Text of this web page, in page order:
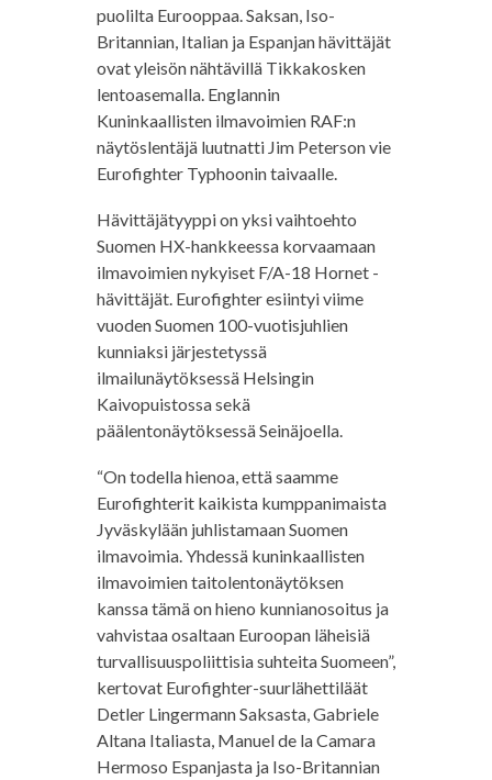
puolilta Eurooppaa. Saksan, Iso-
Britannian, Italian ja Espanjan hävittäjät
ovat yleisön nähtävillä Tikkakosken
lentoasemalla. Englannin
Kuninkaallisten ilmavoimien RAF:n
näytöslentäjä luutnatti Jim Peterson vie
Eurofighter Typhoonin taivaalle.
Hävittäjätyyppi on yksi vaihtoehto
Suomen HX-hankkeessa korvaamaan
ilmavoimien nykyiset F/A-18 Hornet -
hävittäjät. Eurofighter esiintyi viime
vuoden Suomen 100-vuotisjuhlien
kunniaksi järjestetyssä
ilmailunäytöksessä Helsingin
Kaivopuistossa sekä
päälentonäytöksessä Seinäjoella.
“On todella hienoa, että saamme
Eurofighterit kaikista kumppanimaista
Jyväskylään juhlistamaan Suomen
ilmavoimia. Yhdessä kuninkaallisten
ilmavoimien taitolentonäytöksen
kanssa tämä on hieno kunnianosoitus ja
vahvistaa osaltaan Euroopan läheisiä
turvallisuuspoliittisia suhteita Suomeen”,
kertovat Eurofighter-suurlähettiläät
Detler Lingermann Saksasta, Gabriele
Altana Italiasta, Manuel de la Camara
Hermoso Espanjasta ja Iso-Britannian